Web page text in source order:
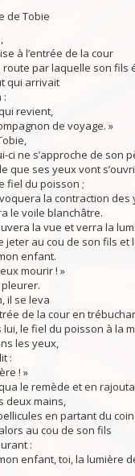
de Tobie
à l’entrée de la cour
par laquelle son fils
qui arrivait
:
revient,
de voyage. »
ci ne s’approche de son
que ses yeux vont
fiel du poisson ;
la contraction des
le voile blanchâtre.
la vue et verra la
jeter au cou de son fils et
enfant.
mourir ! »
pleurer.
il se leva
de la cour en
le fiel du poisson à la
les yeux,
:
! »
le remède et en
deux mains,
en partant du
au cou de son fils
:
enfant, toi, la lumière